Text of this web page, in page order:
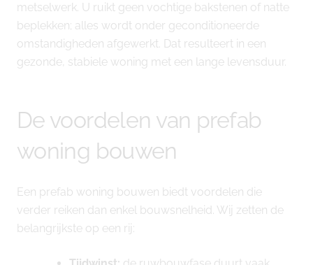
metselwerk. U ruikt geen vochtige bakstenen of natte
beplekken; alles wordt onder geconditioneerde
omstandigheden afgewerkt. Dat resulteert in een
gezonde, stabiele woning met een lange levensduur.
De voordelen van prefab
woning bouwen
Een prefab woning bouwen biedt voordelen die
verder reiken dan enkel bouwsnelheid. Wij zetten de
belangrijkste op een rij: